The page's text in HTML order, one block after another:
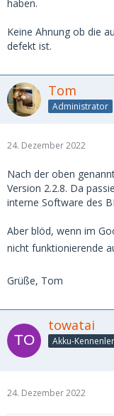
haben.
Keine Ahnung ob die
defekt ist.
Tom
Administrator
24. Dezember 2022
Nach der oben
Version 2.2.8. Da
interne Software des
Aber blöd, wenn im
nicht funktionierende
Grüße, Tom
towatai
Akku-
24. Dezember 2022